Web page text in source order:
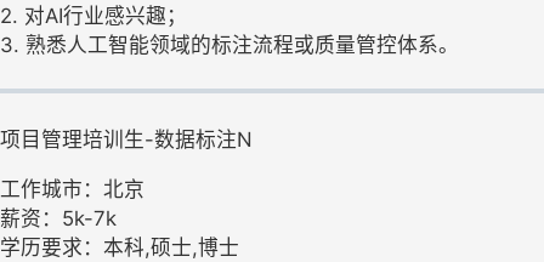
2. 对AI行业感兴趣；
3. 熟悉人工智能领域的标注流程或质量管控体系。
项目管理培训生-数据标注N
工作城市：北京
薪资：5k-7k
学历要求：本科,硕士,博士